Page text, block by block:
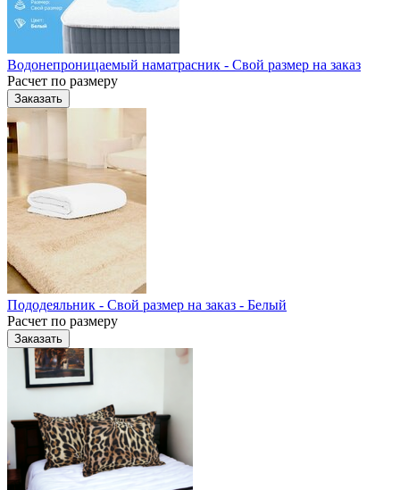
Водонепроницаемый наматрасник - Свой размер на заказ
Расчет по размеру
Заказать
Пододеяльник - Свой размер на заказ - Белый
Расчет по размеру
Заказать